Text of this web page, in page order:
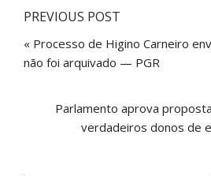
PREVIOUS POST
« Processo de Higino Carneiro
não foi arquivado — PGR
Parlamento aprova
verdadeiros donos de